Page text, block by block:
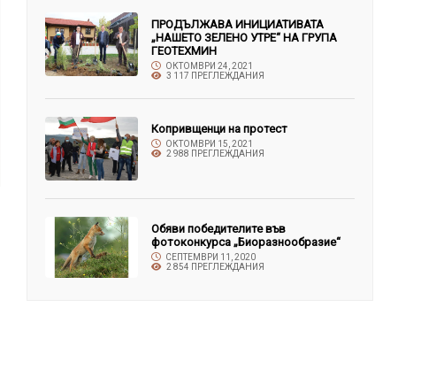
ПРОДЪЛЖАВА ИНИЦИАТИВАТА
„НАШЕТО ЗЕЛЕНО УТРЕ“ НА ГРУПА
ГЕОТЕХМИН
ОКТОМВРИ 24, 2021
3 117 ПРЕГЛЕЖДАНИЯ
Копривщенци на протест
ОКТОМВРИ 15, 2021
2 988 ПРЕГЛЕЖДАНИЯ
Обяви победителите във
фотоконкурса „Биоразнообразие“
СЕПТЕМВРИ 11, 2020
2 854 ПРЕГЛЕЖДАНИЯ